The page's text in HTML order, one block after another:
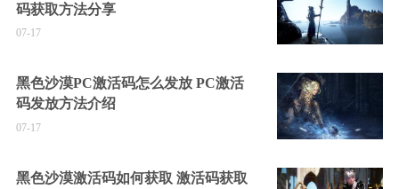
码获取方法分享
07-17
黑色沙漠PC激活码怎么发放 PC激活
码发放方法介绍
07-17
黑色沙漠激活码如何获取 激活码获取